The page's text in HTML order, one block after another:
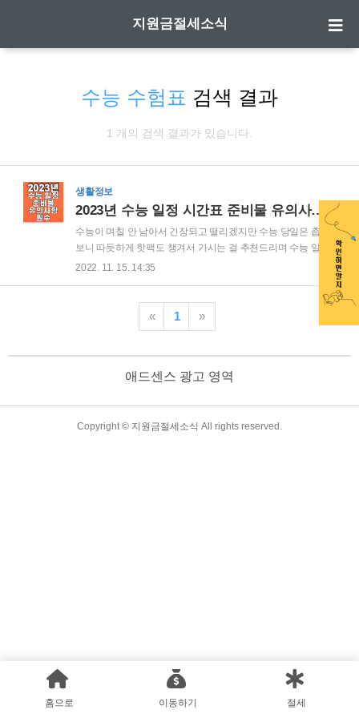
홈으로 이동하기 절세
지원금절세소식
수능 수험표 검색 결과
1 개의 검색 결과가 있습니다.
생활정보
2023년 수능 일정 시간표 준비물 유의사항 필수
수능이 며칠 안 남아서 긴장되고 떨리겠지만 수능 당일은 춥다
보니 따듯하게 핫팩도 챙겨서 가시는 걸 추천드리며 수능 일정
및 준비물, 유의사항에 대해서 알아보도록 하겠습니다. 예비소
참여하여 수험표를 지급받아야 합니다. 수험표에 기재되어 있
는 본인의 선택과목을 확인하고, 시험장 학교의 위치 사전에 반
드시 확인하셔야 합니다. 시험 당일 시험장을 잘못 찾아가는 일
수험생의 경우에는 형제자매, 친인척, 직계가족 또는 담임교사
등 관계를 증명할 수 있는 자가 수험표를 대리 수령할 수 있습니
니다. 시험장 내 마스크 상시 착용 수험생..
2022. 11. 15. 14:35
« 1 »
애드센스 광고 영역
Copyright © 지원금절세소식 All rights reserved.
TistoryWhaleSkin3.4